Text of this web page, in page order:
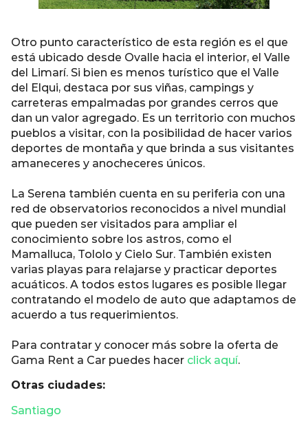
Otro punto característico de esta región es el que
está ubicado desde Ovalle hacia el interior, el Valle
del Limarí. Si bien es menos turístico que el Valle
del Elqui, destaca por sus viñas, campings y
carreteras empalmadas por grandes cerros que
dan un valor agregado. Es un territorio con muchos
pueblos a visitar, con la posibilidad de hacer varios
deportes de montaña y que brinda a sus visitantes
amaneceres y anocheceres únicos.
La Serena también cuenta en su periferia con una
red de observatorios reconocidos a nivel mundial
que pueden ser visitados para ampliar el
conocimiento sobre los astros, como el
Mamalluca, Tololo y Cielo Sur. También existen
varias playas para relajarse y practicar deportes
acuáticos. A todos estos lugares es posible llegar
contratando el modelo de auto que adaptamos de
acuerdo a tus requerimientos.
Para contratar y conocer más sobre la oferta de
Gama Rent a Car puedes hacer click aquí.
Otras ciudades:
Santiago